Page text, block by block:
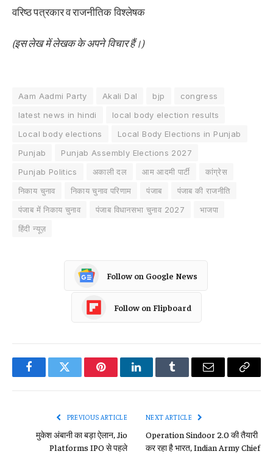
वरिष्ठ पत्रकार व राजनीतिक विश्लेषक
(इस लेख में लेखक के अपने विचार हैं।)
Aam Aadmi Party Akali Dal bjp
congress
latest news in hindi
local body election results
Local body elections
Local Body Elections in Punjab
Punjab
Punjab Assembly Elections 2027
Punjab Politics
अकाली दल आम आदमी पार्टी
कांग्रेस
निकाय चुनाव
निकाय चुनाव परिणाम पंजाब
पंजाब की राजनीति
पंजाब में निकाय चुनाव
पंजाब विधानसभा चुनाव 2027
भाजपा
हिंदी न्यूज़
Follow on Google News
Follow on Flipboard
FacebookTwitter PinterestLinkedInTumblr Email
Copy
PREVIOUS ARTICLE
मुकेश अंबानी का बड़ा ऐलान, Jio
Platforms IPO से पहले
NEXT ARTICLE
Operation Sindoor 2.0 की तैयारी
कर रहा है भारत, Indian Army Chief